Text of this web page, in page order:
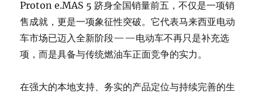
Proton e.MAS 5 跻身全国销量前五，不仅是一项销
售成就，更是一项象征性突破。它代表马来西亚电动
车市场已迈入全新阶段——电动车不再只是补充选
项，而是具备与传统燃油车正面竞争的实力。
在强大的本地支持、务实的产品定位与持续完善的生